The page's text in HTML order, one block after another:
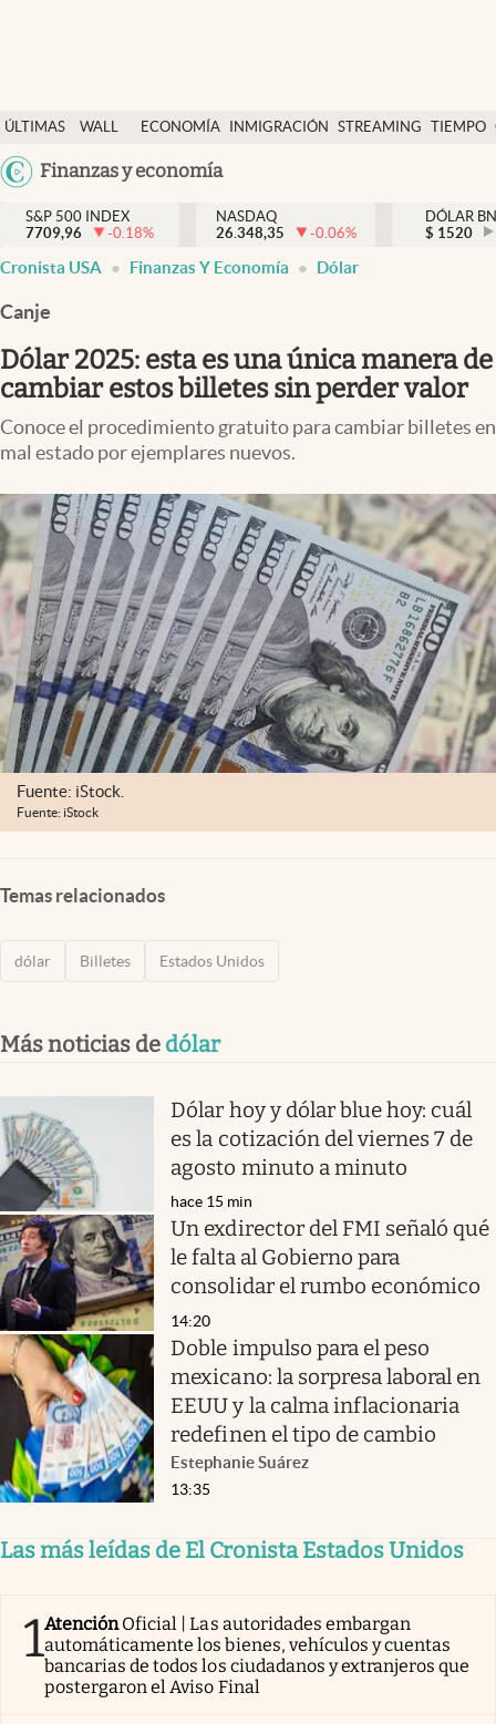
ÚLTIMAS
NOTICIAS
WALL
DÓLAR
ECONOMÍA INMIGRACIÓN STREAMING TIEMPO
México
Finanzas y economía
Finanzas y economía
Wall Street y dólar
Inmigración
Espiritual
Streaming
Lifestyle
USA
S&P 500 INDEX
7709,96
-0.18%
NASDAQ
26.348,35
-0.06%
DÓLAR
$ 1520
Cronista USA Finanzas Y Economía Dólar
Canje
Dólar 2025: esta es una única manera de
cambiar estos billetes sin perder valor
Conoce el procedimiento gratuito para cambiar billetes en
mal estado por ejemplares nuevos.
Fuente: iStock.
Fuente: iStock
Temas relacionados
dólar Billetes Estados Unidos
Más noticias de dólar
Dólar hoy y dólar blue hoy: cuál
es la cotización del viernes 7 de
agosto minuto a minuto
hace 15 min
Un exdirector del FMI señaló qué
le falta al Gobierno para
consolidar el rumbo económico
14:20
Doble impulso para el peso
mexicano: la sorpresa laboral en
EEUU y la calma inflacionaria
redefinen el tipo de cambio
Estephanie Suárez
13:35
Las más leídas de El Cronista Estados Unidos
1AtenciónOficial | Las autoridades embargan
automáticamente los bienes, vehículos y cuentas
bancarias de todos los ciudadanos y extranjeros que
postergaron el Aviso Final